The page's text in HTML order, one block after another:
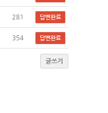
281 답변완료
354 답변완료
글쓰기